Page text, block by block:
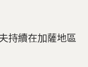
持續在加薩地區